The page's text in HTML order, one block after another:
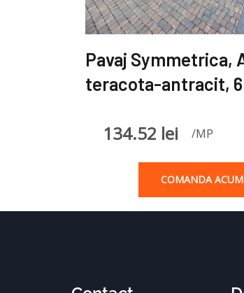
Pavaj Symmetrica,
teracota-antracit,
134.52 lei /MP
COMANDA ACUM